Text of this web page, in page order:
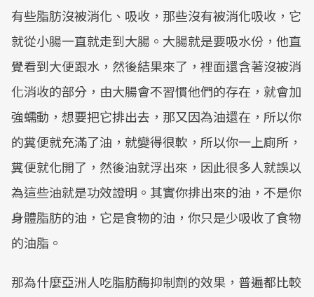
有些脂肪沒被消化、吸收，那些沒有被消化吸收，它
就從小腸一直就走到大腸。大腸就是要吸水份，他直
覺看到大便跟水，然後結果來了，裡面還含著沒被消
化消收的部分，由大腸會不習慣他們的存在，就會加
強蠕動，想要把它排出去，那又因為油還在，所以你
的糞便就充滿了油，就變得很軟，所以你一上廁所，
糞便就化開了，然後油就浮出來，因此很多人就誤以
為這些油就是功效證明。其實你排出來的油，不是你
身體脂肪的油，它是食物的油，你只是少吸收了食物
的油脂。
那為什麼亞洲人吃脂肪酶抑制劑的效果，普遍都比較